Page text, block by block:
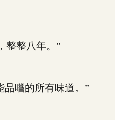
整八年。”
嚐的所有味道。”